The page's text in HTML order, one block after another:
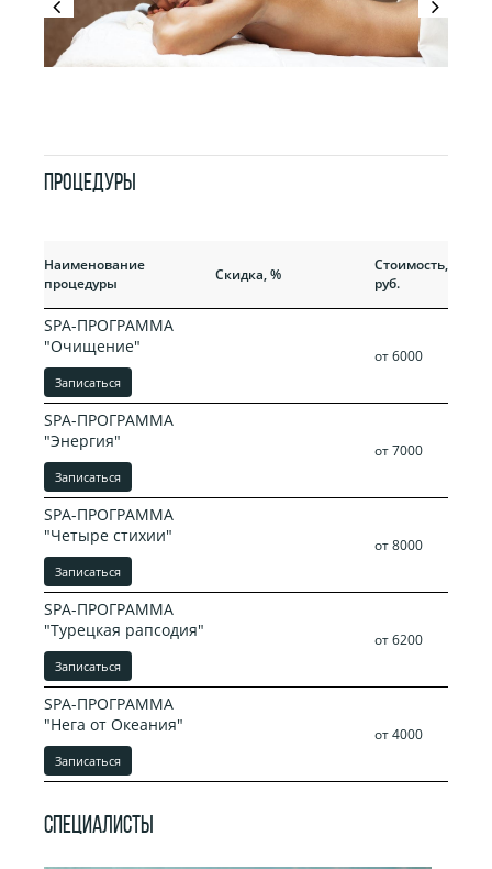
ПРОЦЕДУРЫ
Наименование
процедуры
Скидка, %
Стоимость,
руб.
SPA-ПРОГРАММА
"Очищение"
Записаться
от 6000
SPA-ПРОГРАММА
"Энергия"
Записаться
от 7000
SPA-ПРОГРАММА
"Четыре стихии"
Записаться
от 8000
SPA-ПРОГРАММА
"Турецкая рапсодия"
Записаться
от 6200
SPA-ПРОГРАММА
"Нега от Океания"
Записаться
от 4000
СПЕЦИАЛИСТЫ